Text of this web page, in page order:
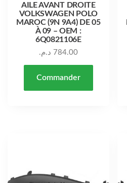
AILE AVANT DROITE
VOLKSWAGEN POLO
MAROC (9N 9A4) DE 05
À 09 – OEM :
6Q0821106E
784.00 د.م.
Commander